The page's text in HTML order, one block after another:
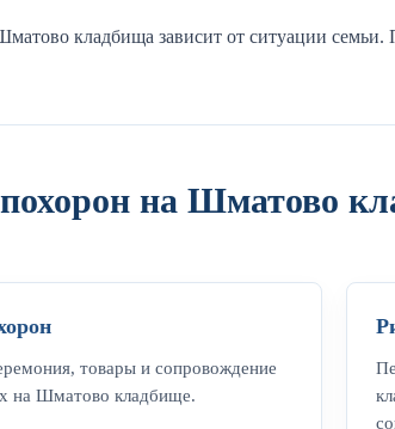
кладбища зависит от ситуации
на Шматово
товары и сопровождение
на Шматово кладбище.